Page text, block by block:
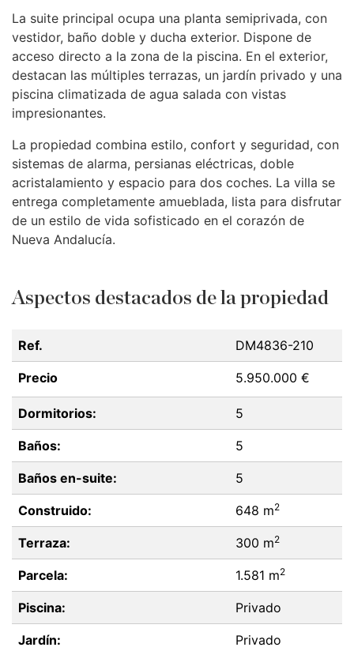
La suite principal ocupa una planta semiprivada, con
vestidor, baño doble y ducha exterior. Dispone de
acceso directo a la zona de la piscina. En el exterior,
destacan las múltiples terrazas, un jardín privado y una
piscina climatizada de agua salada con vistas
impresionantes.
La propiedad combina estilo, confort y seguridad, con
sistemas de alarma, persianas eléctricas, doble
acristalamiento y espacio para dos coches. La villa se
entrega completamente amueblada, lista para disfrutar
de un estilo de vida sofisticado en el corazón de
Nueva Andalucía.
Aspectos destacados de la propiedad
Ref. DM4836-210
Precio 5.950.000 €
Dormitorios: 5
Baños: 5
Baños en-suite: 5
Construido: 648 m2
Terraza: 300 m2
Parcela: 1.581 m2
Piscina: Privado
Jardín: Privado